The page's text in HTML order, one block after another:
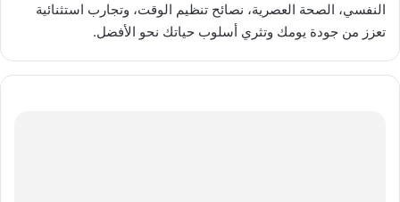
النفسي، الصحة العصرية، نصائح تنظيم الوقت، وتجارب استثنائية
تعزز من جودة يومك وتثري أسلوب حياتك نحو الأفضل.